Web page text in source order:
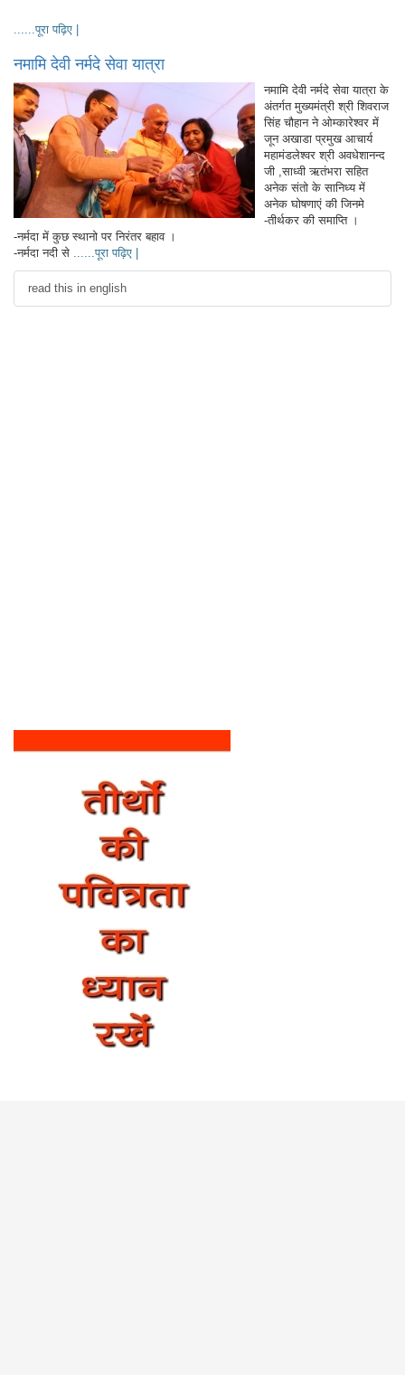
......पूरा पढ़िए |
नमामि देवी नर्मदे सेवा यात्रा
नमामि देवी नर्मदे सेवा यात्रा के
अंतर्गत मुख्यमंत्री श्री शिवराज
सिंह चौहान ने ओम्कारेश्वर में
जून अखाडा प्रमुख आचार्य
महामंडलेश्वर श्री अवधेशानन्द
जी ,साध्वी ऋतंभरा सहित
अनेक संतो के सानिध्य में
अनेक घोषणाएं की जिनमे
-तीर्थकर की समाप्ति ।
-नर्मदा में कुछ स्थानो पर निरंतर बहाव ।
-नर्मदा नदी से ......पूरा पढ़िए |
read this in english